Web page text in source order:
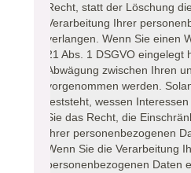
Recht, statt der Löschung
Verarbeitung Ihrer
verlangen. Wenn Sie einen
21 Abs. 1 DSGVO eingelegt
Abwägung zwischen Ihren
vorgenommen werden.
feststeht, wessen
Sie das Recht, die
Ihrer personenbezogenen
Wenn Sie die Verarbeitung
personenbezogenen Daten